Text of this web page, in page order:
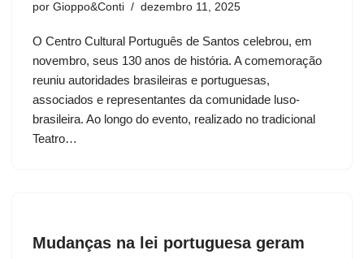
por Gioppo&Conti dezembro 11, 2025
O Centro Cultural Português de Santos celebrou, em
novembro, seus 130 anos de história. A comemoração
reuniu autoridades brasileiras e portuguesas,
associados e representantes da comunidade luso-
brasileira. Ao longo do evento, realizado no tradicional
Teatro…
Mudanças na lei portuguesa geram